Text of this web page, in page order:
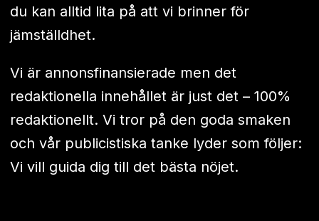
du kan alltid lita på att vi brinner för
jämställdhet.
Vi är annonsfinansierade men det
redaktionella innehållet är just det – 100%
redaktionellt. Vi tror på den goda smaken
och vår publicistiska tanke lyder som följer:
Vi vill guida dig till det bästa nöjet.